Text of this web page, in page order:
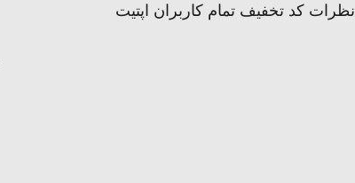
نظرات کد تخفیف تمام کاربران اپتیت